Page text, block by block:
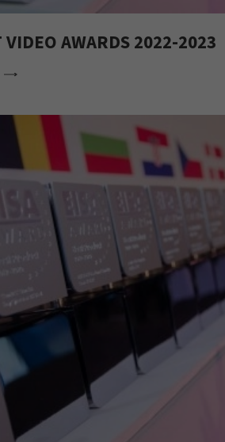
VIDEO AWARDS 2022-2023